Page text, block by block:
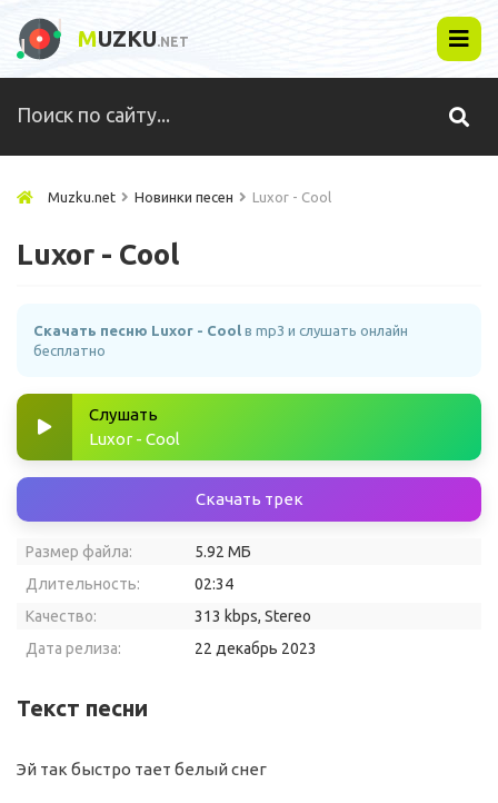
MUZKU.NET
Muzku.net Новинки песен Luxor - Cool
Luxor - Cool
Скачать песню Luxor - Cool в mp3 и слушать онлайн
бесплатно
Слушать
Luxor - Cool
Скачать трек
Размер файла:
5.92 МБ
Длительность:
02:34
Качество:
313 kbps, Stereo
Дата релиза:
22 декабрь 2023
Текст песни
Эй так быстро тает белый снег